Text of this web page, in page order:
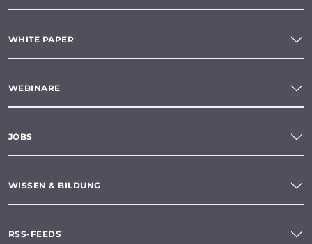
WHITE PAPER
WEBINARE
JOBS
WISSEN & BILDUNG
RSS-FEEDS